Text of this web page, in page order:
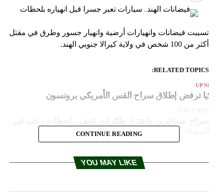
تسببت فيضانات وانهيارات أرضية وانهيار جسور وطرق في مقتل
أكثر من 100 شخص في ولاية كيرالا جنوبي الهند.
RELATED TOPICS:
UP
ترفض إطلاق سراح القس الأمريكي برونسون
DON'T MISS
CONTINUE READING
YOU MAY LIKE